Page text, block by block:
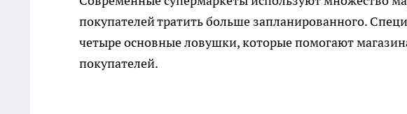
покупателей тратить больше запланированного.
четыре основные ловушки, которые помогают
покупателей.